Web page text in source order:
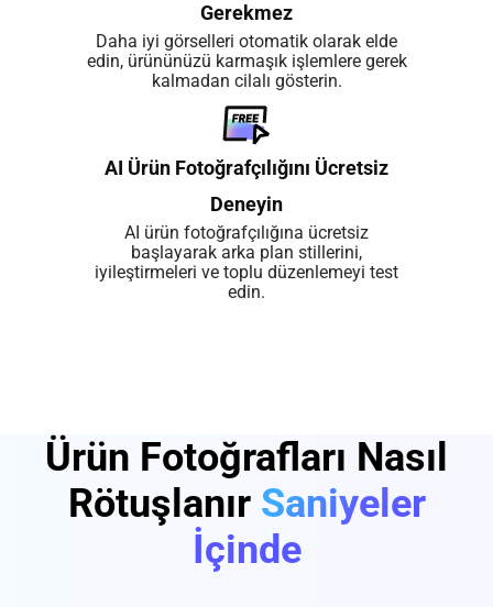
Gerekmez
Daha iyi görselleri otomatik olarak elde
edin, ürününüzü karmaşık işlemlere gerek
kalmadan cilalı gösterin.
AI Ürün Fotoğrafçılığını Ücretsiz
Deneyin
AI ürün fotoğrafçılığına ücretsiz
başlayarak arka plan stillerini,
iyileştirmeleri ve toplu düzenlemeyi test
edin.
Ürün Fotoğrafları Nasıl
Rötuşlanır Saniyeler
İçinde